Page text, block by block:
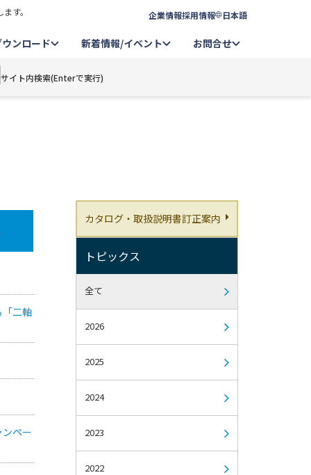
す。 企業情報採用情報 日本語
ウンロード 新着情報/イベント お問合せ
サイト内検索(Enterで実行)
二軸
ペー
カタログ・取扱説明書訂正案内
トピックス
全て
2026
2025
2024
2023
2022